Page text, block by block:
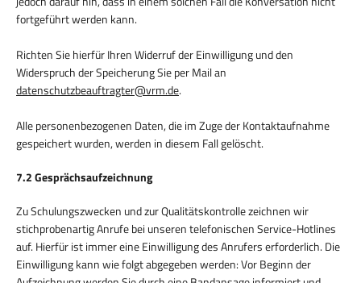
fortgeführt werden kann.
Richten Sie hierfür Ihren Widerruf der Einwilligung und den
Widerspruch der Speicherung Sie per Mail an
datenschutzbeauftragter@vrm.de.
Alle personenbezogenen Daten, die im Zuge der Kontaktaufnahme
gespeichert wurden, werden in diesem Fall gelöscht.
7.2 Gesprächsaufzeichnung
Zu Schulungszwecken und zur Qualitätskontrolle zeichnen wir
stichprobenartig Anrufe bei unseren telefonischen Service-Hotlines
auf. Hierfür ist immer eine Einwilligung des Anrufers erforderlich. Die
Einwilligung kann wie folgt abgegeben werden: Vor Beginn der